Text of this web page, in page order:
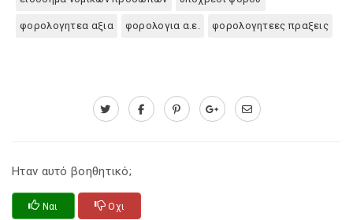
φορολογητεα αξια φορολογια α.ε. φορολογητεες πραξεις
Ηταν αυτό βοηθητικό;
Ναι Οχι